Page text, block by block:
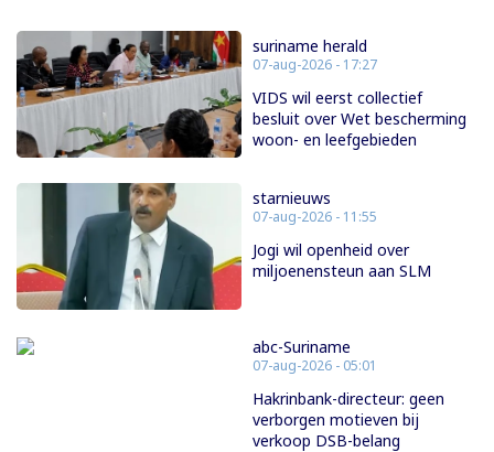
suriname herald
07-aug-2026 - 17:27
VIDS wil eerst collectief
besluit over Wet bescherming
woon- en leefgebieden
starnieuws
07-aug-2026 - 11:55
Jogi wil openheid over
miljoenensteun aan SLM
abc-Suriname
07-aug-2026 - 05:01
Hakrinbank-directeur: geen
verborgen motieven bij
verkoop DSB-belang